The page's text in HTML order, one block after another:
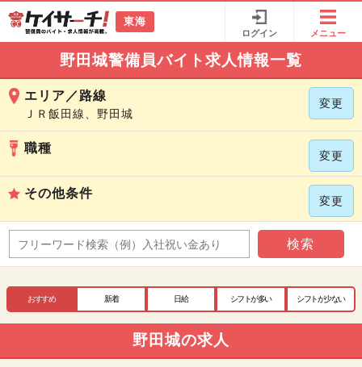
東海
ログイン メニュー
野田城警備員バイト求人情報一覧
エリア／路線
ＪＲ飯田線、野田城
変更
職種
変更
その他条件
変更
検索
おすすめ 新着 日給 シフトが多い シフトが少ない
野田城の求人